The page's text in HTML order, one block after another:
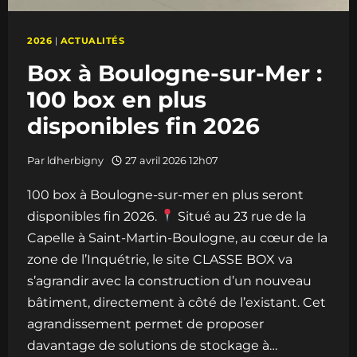
2026 | ACTUALITÉS
Box à Boulogne-sur-Mer :
100 box en plus
disponibles fin 2026
Par ldherbigny 27 avril 2026 12h07
100 box à Boulogne-sur-mer en plus seront
disponibles fin 2026.
Situé au 23 rue de la
Capelle à Saint-Martin-Boulogne, au cœur de la
zone de l’Inquétrie, le site CLASSE BOX va
s’agrandir avec la construction d’un nouveau
bâtiment, directement à côté de l’existant. Cet
agrandissement permet de proposer
davantage de solutions de stockage à…